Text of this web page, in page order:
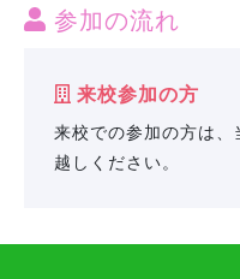
参加の流れ
来校参加の方
来校での参加の方は
越しください。